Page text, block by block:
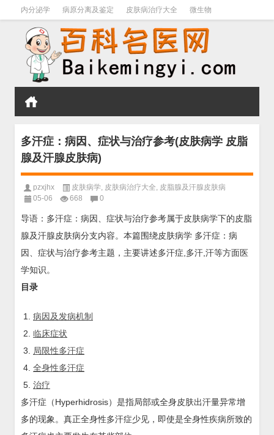
内分泌学 病原分离及鉴定 皮肤病治疗大全 微生物
皮肤病学 男科学 血液病学 心血管 口腔医学
多汗症：病因、症状与治疗参考(皮肤病学 皮脂
腺及汗腺皮肤病)
pzxjhx 皮肤病学, 皮肤病治疗大全, 皮脂腺及汗腺皮肤病
05-06
668 0
导语：多汗症：病因、症状与治疗参考属于皮肤病学下的皮脂
腺及汗腺皮肤病分支内容。本篇围绕皮肤病学 多汗症：病
因、症状与治疗参考主题，主要讲述多汗症,多汗,汗等方面医
学知识。
目录
病因及发病机制
临床症状
局限性多汗症
全身性多汗症
治疗
多汗症（Hyperhidrosis）是指局部或全身皮肤出汗量异常增
多的现象。真正全身性多汗症少见，即使是全身性疾病所致的